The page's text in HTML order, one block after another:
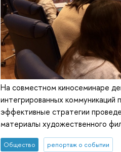
На совместном киносеминаре
интегрированных
эффективные стратегии
материалы художественного
Общество репортаж о событии